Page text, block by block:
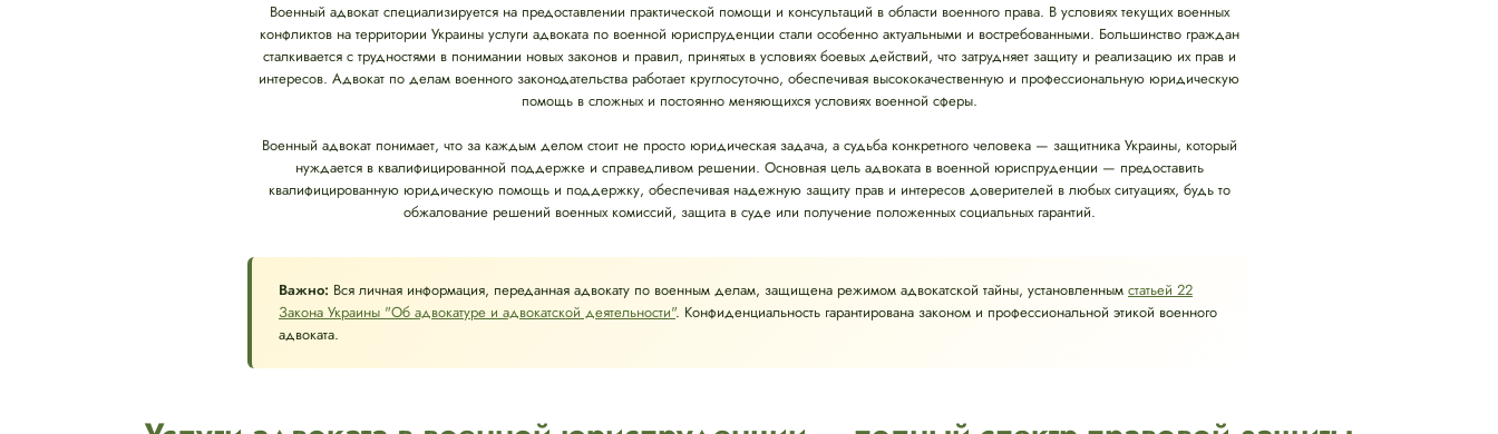
Военный адвокат специализируется на предоставлении практической помощи и консультаций в области военного права. В условиях текущих военных
конфликтов на территории Украины услуги адвоката по военной юриспруденции стали особенно актуальными и востребованными. Большинство граждан
сталкивается с трудностями в понимании новых законов и правил, принятых в условиях боевых действий, что затрудняет защиту и реализацию их прав и
интересов. Адвокат по делам военного законодательства работает круглосуточно, обеспечивая высококачественную и профессиональную юридическую
помощь в сложных и постоянно меняющихся условиях военной сферы.
Военный адвокат понимает, что за каждым делом стоит не просто юридическая задача, а судьба конкретного человека — защитника Украины, который
нуждается в квалифицированной поддержке и справедливом решении. Основная цель адвоката в военной юриспруденции — предоставить
квалифицированную юридическую помощь и поддержку, обеспечивая надежную защиту прав и интересов доверителей в любых ситуациях, будь то
обжалование решений военных комиссий, защита в суде или получение положенных социальных гарантий.
Важно: Вся личная информация, переданная адвокату по военным делам, защищена режимом адвокатской тайны, установленным статьей 22
Закона Украины "Об адвокатуре и адвокатской деятельности". Конфиденциальность гарантирована законом и профессиональной этикой военного
адвоката.